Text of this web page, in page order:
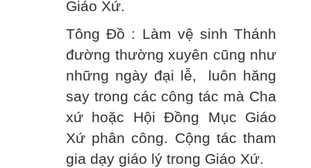
Giáo Xứ.
Tông Đồ : Làm vệ sinh Thánh
đường thường xuyên cũng như
những ngày đại lễ, luôn hăng
say trong các công tác mà Cha
xứ hoặc Hội Đồng Mục Giáo
Xứ phân công. Cộng tác tham
gia dạy giáo lý trong Giáo Xứ.